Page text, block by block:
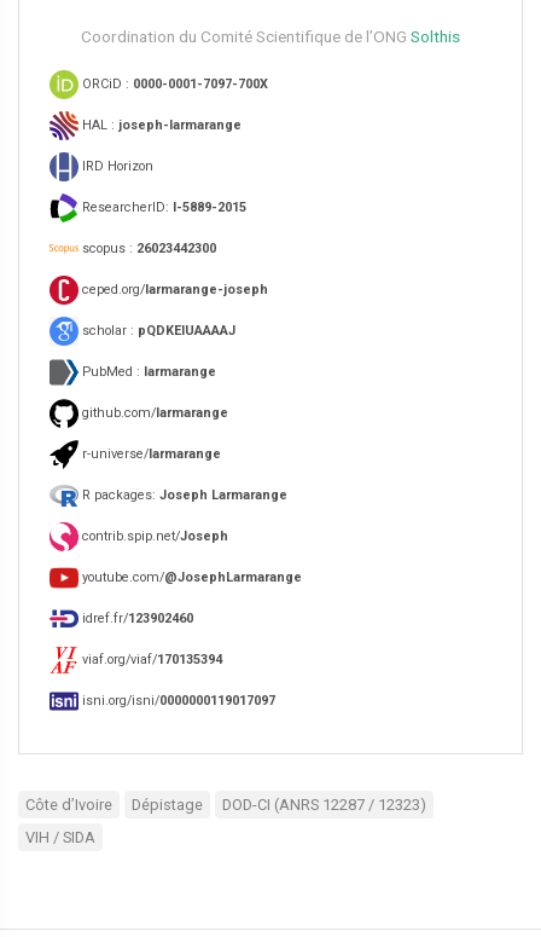
Coordination du Comité Scientifique de l’ONG Solthis
ORCiD : 0000-0001-7097-700X
HAL : joseph-larmarange
IRD Horizon
ResearcherID: I-5889-2015
scopus : 26023442300
ceped.org/larmarange-joseph
scholar : pQDKEIUAAAAJ
PubMed : larmarange
github.com/larmarange
r-universe/larmarange
R packages: Joseph Larmarange
contrib.spip.net/Joseph
youtube.com/@JosephLarmarange
idref.fr/123902460
viaf.org/viaf/170135394
isni.org/isni/0000000119017097
Côte d’Ivoire Dépistage
DOD-CI (ANRS 12287 / 12323)
VIH / SIDA